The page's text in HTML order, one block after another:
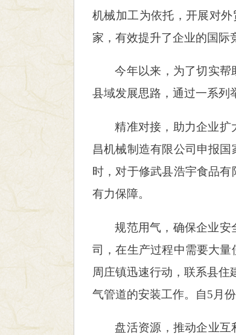
机械加工为依托，开展对
家，有效提升了企业的国际
今年以来，为了切实帮
县域发展思路，通过一系列
精准对接，助力企业扩
昌机械制造有限公司申报
时，对于修武县浩宇食品
有力保障。
规范用气，确保企业安
司，在生产过程中需要大量
周庄镇迅速行动，联系县
气管道的安装工作。自5月
盘活资源，推动企业互